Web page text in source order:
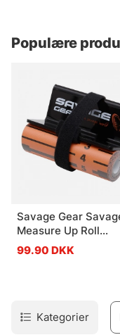
Populære
Savage Gear
Measure Up Roll
8x130cm
99.90 DKK
Kategorier